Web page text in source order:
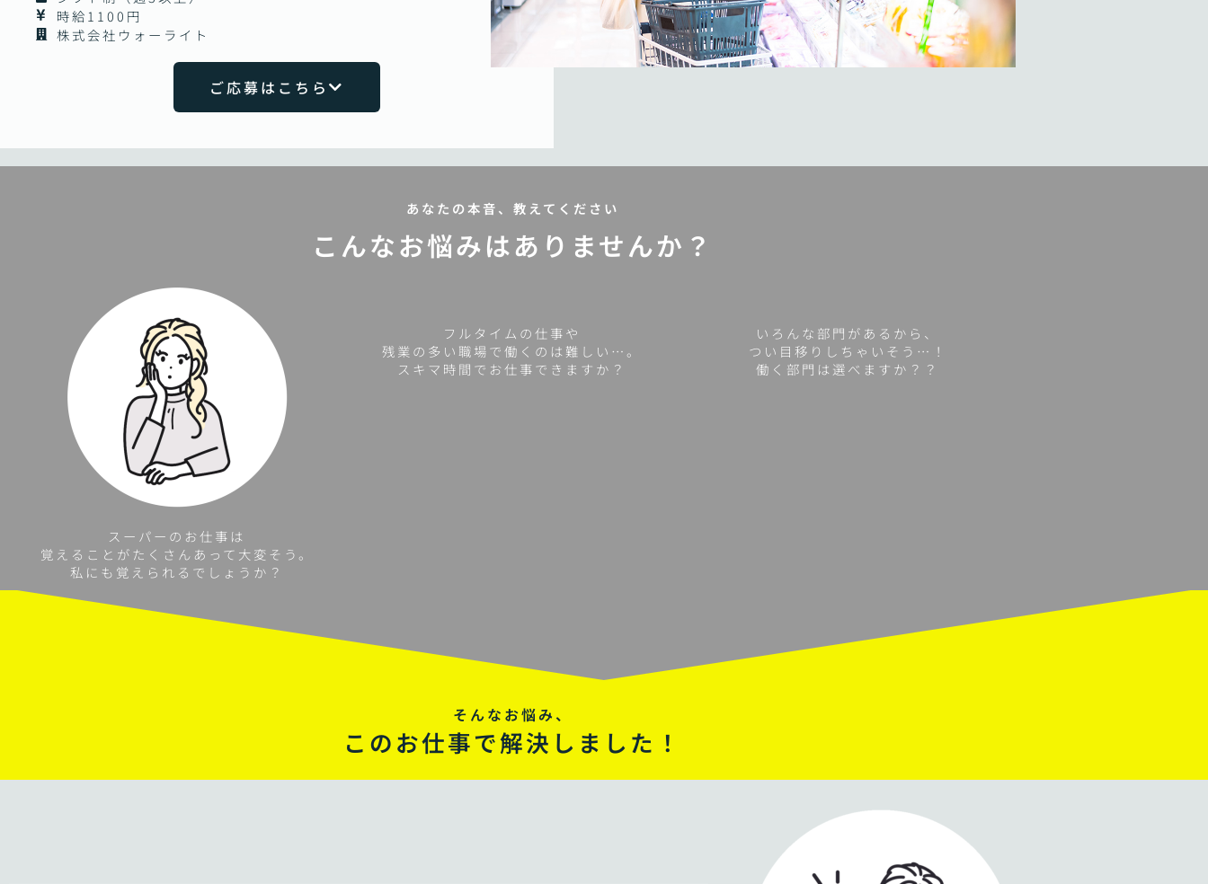
時給1100円
株式会社ウォーライト
ご応募はこちら
あなたの本音、教えてください
こんなお悩みはありませんか？
スーパーのお仕事は
覚えることがたくさんあって大変そう。
私にも覚えられるでしょうか？
フルタイムの仕事や
残業の多い職場で働くのは難しい…。
スキマ時間でお仕事できますか？
いろんな部門があるから、
つい目移りしちゃいそう…！
働く部門は選べますか？？
そんなお悩み、
このお仕事で解決しました！